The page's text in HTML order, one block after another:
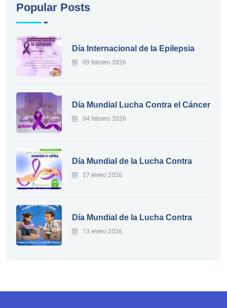
Popular Posts
Día Internacional de la Epilepsia
09 febrero 2026
Día Mundial Lucha Contra el Cáncer
04 febrero 2026
Día Mundial de la Lucha Contra
27 enero 2026
Día Mundial de la Lucha Contra
13 enero 2026